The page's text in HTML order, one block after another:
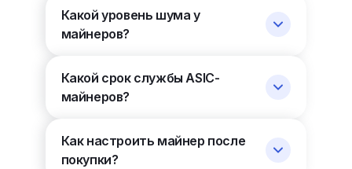
Какой уровень шума у
майнеров?
Какой срок службы ASIC-
майнеров?
Как настроить майнер после
покупки?